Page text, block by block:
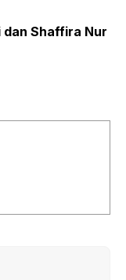
Shaffira Nur